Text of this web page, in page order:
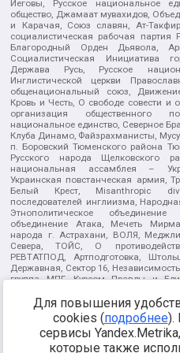
Иеговы, Русское национальное
общество, Джамаат мувахидов,
и Карачая, Союз славян, Ат-
социалистическая рабочая партия
Благородный Орден Дьявола,
Социалистическая Инициатива
Держава Русь, Русское
Инглистической церкви
общенациональный союз,
Кровь и Честь, О свободе совести и
организация общественного
национальное единство, Северное
Клуба Динамо, Файзрахманисты,
п. Боровский Тюменского района
Русского народа Щелковского
национальная ассамблея –
Украинская повстанческая армия,
Белый Крест, Misanthropic
последователей инглиизма,
Этнополитическое
объединение Атака, Мечеть
народа г. Астрахани, ВОЛЯ,
Севера, ТОЙС, О
РЕВТАТПОД, Артподготовка,
Державная, Сектор 16,
группа МПГ, Курсом Правды и
Благотворительный пансионат
Арестантское уголовное единство,
Дафа, Иртыш Ultras, Русский
Сибирский державный союз, Фонд
граждан, Штабы Навального, Совет
Для повышения
cookies (подробнее).
сервисы
которые также